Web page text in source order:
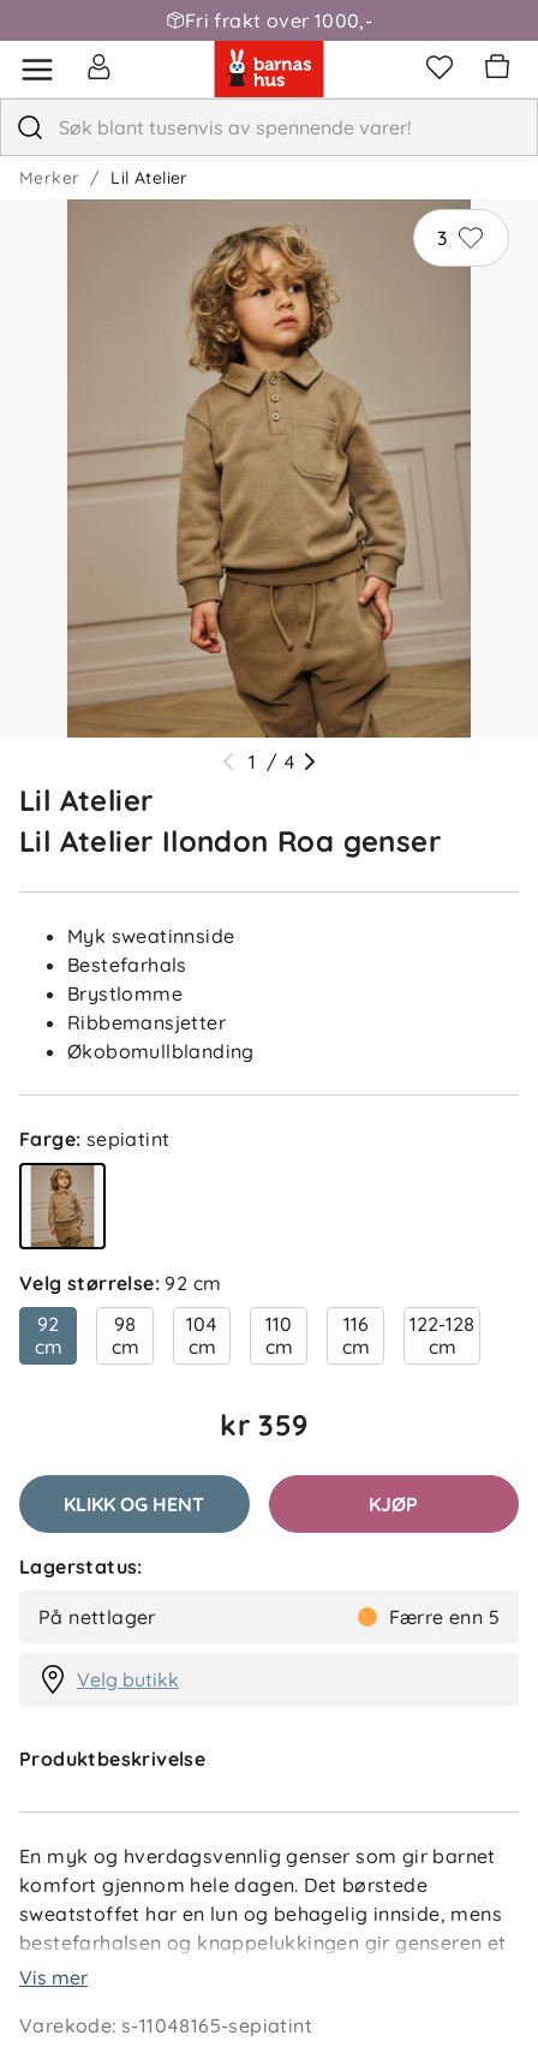
Fri frakt over 1000,-
Merker Lil Atelier
3
1 / 4
Lil Atelier
Lil Atelier Ilondon Roa genser
Myk sweatinnside
Bestefarhals
Brystlomme
Ribbemansjetter
Økobomullblanding
Farge: sepiatint
Velg størrelse:92 cm
92
cm
98
cm
104
cm
110
cm
116
cm
122-128
cm
kr 359
KLIKK OG HENT KJØP
Lagerstatus:
På nettlager Færre enn 5
Velg butikk
Produktbeskrivelse
En myk og hverdagsvennlig genser som gir barnet
komfort gjennom hele dagen. Det børstede
sweatstoffet har en lun og behagelig innside, mens
bestefarhalsen og knappelukkingen gir genseren et
klassisk uttrykk som passer godt til både jeans,
ribbekantene gir et praktisk og gjennomført design,
Vis mer
Varekode:s-11048165-sepiatint